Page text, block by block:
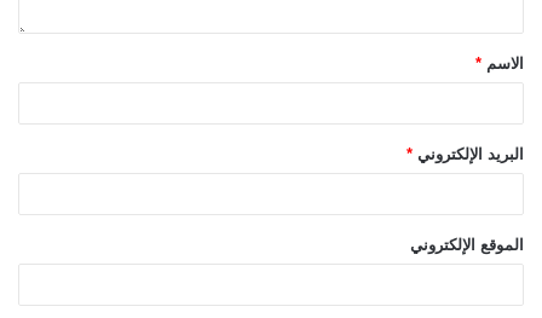
الاسم *
البريد الإلكتروني *
الموقع الإلكتروني